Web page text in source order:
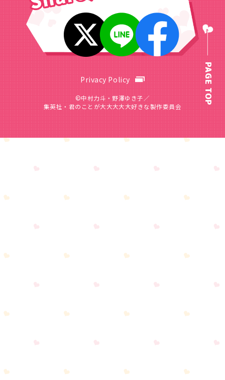
Privacy Policy
©中村力斗・野澤ゆき子／
集英社・君のことが大大大大大好きな製作委員会
PAGE TOP